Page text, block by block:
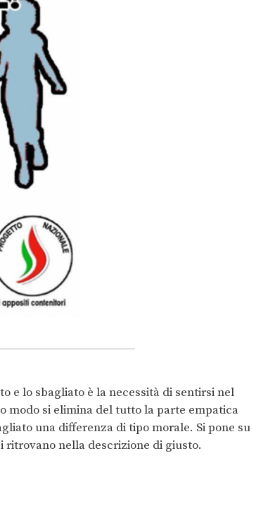
e lo sbagliato è la necessità di sentirsi nel
modo si elimina del tutto la parte empatica
una differenza di tipo morale. Si pone su
nella descrizione di giusto.